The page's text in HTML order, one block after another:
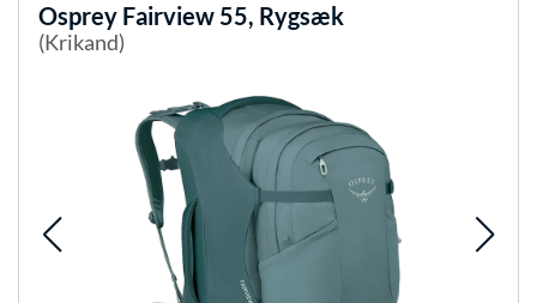
Osprey Fairview 55, Rygsæk
(Krikand)